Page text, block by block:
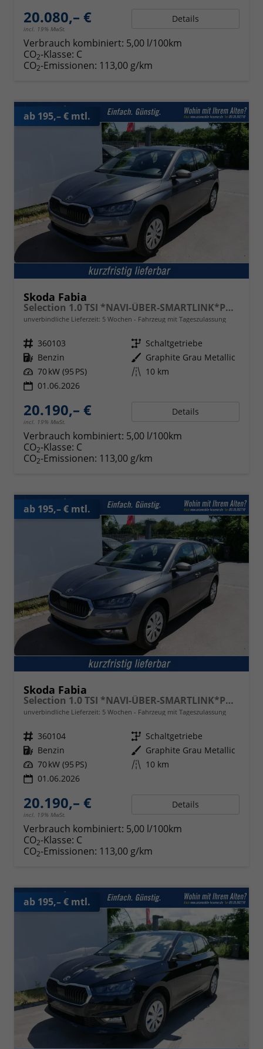
20.080,– €
incl. 19% MwSt.
Details
Verbrauch kombiniert: 5,00 l/100km
CO2-Klasse: C
CO2-Emissionen: 113,00 g/km
ab 195,– € mtl.
Skoda Fabia
Selection 1.0 TSI *NAVI-ÜBER-SMARTLINK*PDC-HI*LED*SHZ*KLIMA*RADIO
unverbindliche Lieferzeit: 5 Wochen Fahrzeug mit Tageszulassung
Fahrzeugnr. 360103 Getriebe Schaltgetriebe
Kraftstoff Benzin Außenfarbe Graphite Grau Metallic
Leistung 70 kW (95 PS) Kilometerstand 10 km
01.06.2026
20.190,– €
incl. 19% MwSt.
Details
Verbrauch kombiniert: 5,00 l/100km
CO2-Klasse: C
CO2-Emissionen: 113,00 g/km
ab 195,– € mtl.
Skoda Fabia
Selection 1.0 TSI *NAVI-ÜBER-SMARTLINK*PDC-HI*LED*SHZ*KLIMA*RADIO
unverbindliche Lieferzeit: 5 Wochen Fahrzeug mit Tageszulassung
Fahrzeugnr. 360104 Getriebe Schaltgetriebe
Kraftstoff Benzin Außenfarbe Graphite Grau Metallic
Leistung 70 kW (95 PS) Kilometerstand 10 km
01.06.2026
20.190,– €
incl. 19% MwSt.
Details
Verbrauch kombiniert: 5,00 l/100km
CO2-Klasse: C
CO2-Emissionen: 113,00 g/km
ab 195,– € mtl.